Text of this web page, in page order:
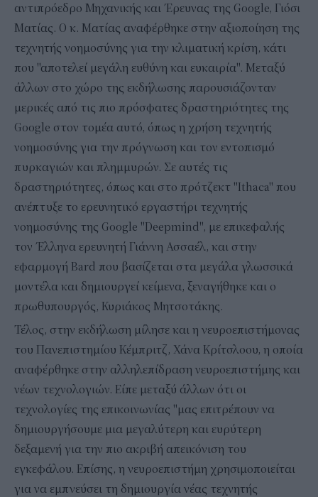
αντιπρόεδρο Μηχανικής και Έρευνας της Google, Γιόσι
Ματίας. Ο κ. Ματίας αναφέρθηκε στην αξιοποίηση της
τεχνητής νοημοσύνης για την κλιματική κρίση, κάτι
που "αποτελεί μεγάλη ευθύνη και ευκαιρία". Μεταξύ
άλλων στο χώρο της εκδήλωσης παρουσιάζονταν
μερικές από τις πιο πρόσφατες δραστηριότητες της
Google στον τομέα αυτό, όπως η χρήση τεχνητής
νοημοσύνης για την πρόγνωση και τον εντοπισμό
πυρκαγιών και πλημμυρών. Σε αυτές τις
δραστηριότητες, όπως και στο πρότζεκτ "Ithaca" που
ανέπτυξε το ερευνητικό εργαστήρι τεχνητής
νοημοσύνης της Google "Deepmind", με επικεφαλής
τον Έλληνα ερευνητή Γιάννη Ασσαέλ, και στην
εφαρμογή Bard που βασίζεται στα μεγάλα γλωσσικά
μοντέλα και δημιουργεί κείμενα, ξεναγήθηκε και ο
πρωθυπουργός, Κυριάκος Μητσοτάκης.
Τέλος, στην εκδήλωση μίλησε και η νευροεπιστήμονας
του Πανεπιστημίου Κέμπριτζ, Χάνα Κρίτσλοου, η οποία
αναφέρθηκε στην αλληλεπίδραση νευροεπιστήμης και
νέων τεχνολογιών. Είπε μεταξύ άλλων ότι οι
τεχνολογίες της επικοινωνίας "μας επιτρέπουν να
δημιουργήσουμε μια μεγαλύτερη και ευρύτερη
δεξαμενή για την πιο ακριβή απεικόνιση του
εγκεφάλου. Επίσης, η νευροεπιστήμη χρησιμοποιείται
για να εμπνεύσει τη δημιουργία νέας τεχνητής